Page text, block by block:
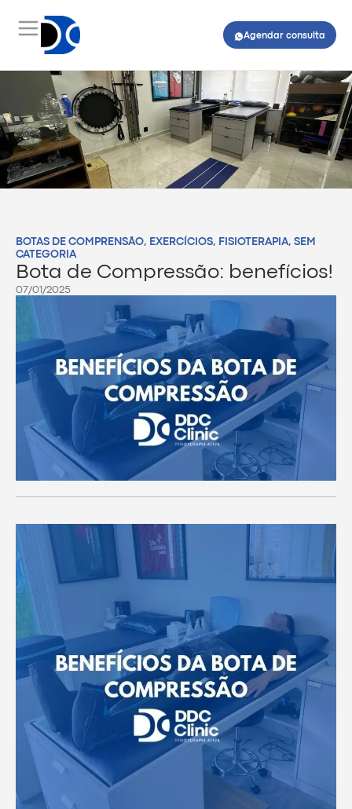
Agendar consulta
BOTAS DE COMPRENSÃO, EXERCÍCIOS, FISIOTERAPIA, SEM
CATEGORIA
Bota de Compressão: benefícios!
07/01/2025